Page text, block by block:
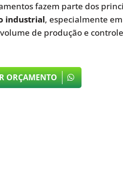
fazem parte dos
industrial, especialmente
de produção e
ORÇAMENTO